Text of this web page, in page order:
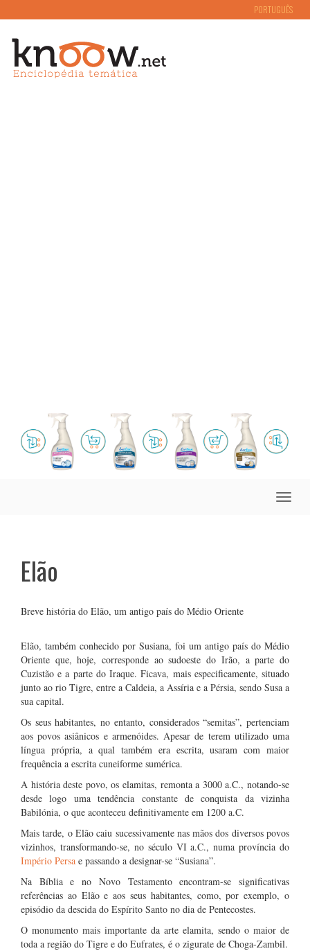
PORTUGUÊS
Toggle
Elão
Breve história do Elão, um antigo país do Médio Oriente
Elão, também conhecido por Susiana, foi um antigo país do Médio
Oriente que, hoje, corresponde ao sudoeste do Irão, a parte do
Cuzistão e a parte do Iraque. Ficava, mais especificamente, situado
junto ao rio Tigre, entre a Caldeia, a Assíria e a Pérsia, sendo Susa a
sua capital.
Os seus habitantes, no entanto, considerados “semitas”, pertenciam
aos povos asiânicos e armenóides. Apesar de terem utilizado uma
língua própria, a qual também era escrita, usaram com maior
frequência a escrita cuneiforme sumérica.
A história deste povo, os elamitas, remonta a 3000 a.C., notando-se
desde logo uma tendência constante de conquista da vizinha
Babilónia, o que aconteceu definitivamente em 1200 a.C.
Mais tarde, o Elão caiu sucessivamente nas mãos dos diversos povos
vizinhos, transformando-se, no século VI a.C., numa província do
Império Persa e passando a designar-se “Susiana”.
Na Bíblia e no Novo Testamento encontram-se significativas
referências ao Elão e aos seus habitantes, como, por exemplo, o
episódio da descida do Espírito Santo no dia de Pentecostes.
O monumento mais importante da arte elamita, sendo o maior de
toda a região do Tigre e do Eufrates, é o zigurate de Choga-Zambil.